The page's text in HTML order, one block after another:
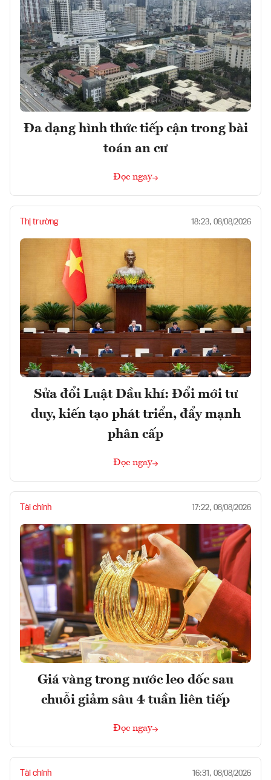
Đa dạng hình thức tiếp cận trong bài
toán an cư
Đọc ngay
Thị trường 18:23, 08/08/2026
Sửa đổi Luật Dầu khí: Đổi mới tư
duy, kiến tạo phát triển, đẩy mạnh
phân cấp
Đọc ngay
Tài chính 17:22, 08/08/2026
Giá vàng trong nước leo dốc sau
chuỗi giảm sâu 4 tuần liên tiếp
Đọc ngay
Tài chính 16:31, 08/08/2026